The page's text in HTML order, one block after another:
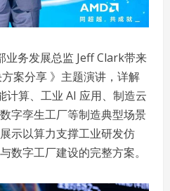
业务发展总监 Jeff Clark带来
方案分享 》主题演讲，详解
计算、工业 AI 应用、制造云
字孪生工厂等制造典型场景
示以算力支撑工业研发仿
数字工厂建设的完整方案。